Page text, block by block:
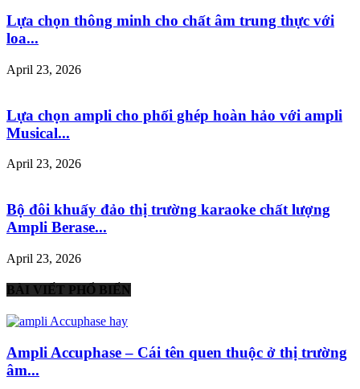
Lựa chọn thông minh cho chất âm trung thực với
loa...
April 23, 2026
Lựa chọn ampli cho phối ghép hoàn hảo với ampli
Musical...
April 23, 2026
Bộ đôi khuấy đảo thị trường karaoke chất lượng
Ampli Berase...
April 23, 2026
BÀI VIẾT PHỔ BIẾN
Ampli Accuphase – Cái tên quen thuộc ở thị trường
âm...